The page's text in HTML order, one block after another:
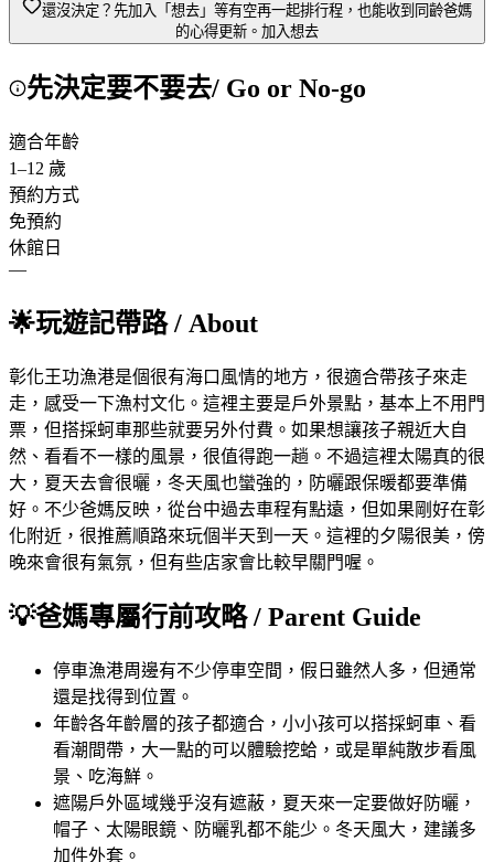
還沒決定？先加入「想去」 等有空再一起排行程，也能收到同齡爸媽
的心得更新。 加入想去
先決定要不要去/ Go or No-go
適合年齡
1–12 歲
預約方式
免預約
休館日
—
🌟玩遊記帶路/ About
彰化王功漁港是個很有海口風情的地方，很適合帶孩子來走
走，感受一下漁村文化。這裡主要是戶外景點，基本上不用門
票，但搭採蚵車那些就要另外付費。如果想讓孩子親近大自
然、看看不一樣的風景，很值得跑一趟。不過這裡太陽真的很
大，夏天去會很曬，冬天風也蠻強的，防曬跟保暖都要準備
好。不少爸媽反映，從台中過去車程有點遠，但如果剛好在彰
化附近，很推薦順路來玩個半天到一天。這裡的夕陽很美，傍
晚來會很有氣氛，但有些店家會比較早關門喔。
💡爸媽專屬行前攻略 / Parent Guide
停車漁港周邊有不少停車空間，假日雖然人多，但通常
還是找得到位置。
年齡各年齡層的孩子都適合，小小孩可以搭採蚵車、看
看潮間帶，大一點的可以體驗挖蛤，或是單純散步看風
景、吃海鮮。
遮陽戶外區域幾乎沒有遮蔽，夏天來一定要做好防曬，
帽子、太陽眼鏡、防曬乳都不能少。冬天風大，建議多
加件外套。